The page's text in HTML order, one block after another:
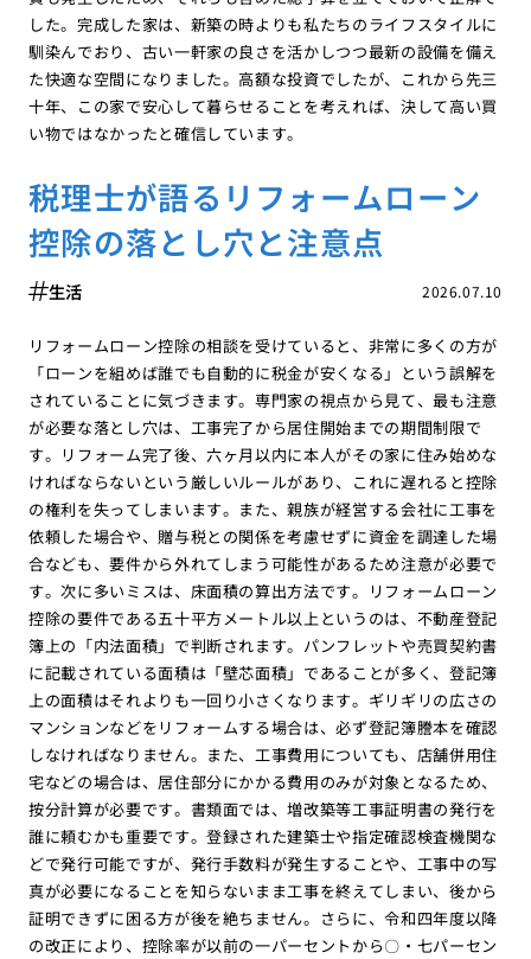
した。完成した家は、新築の時よりも私たちのライフスタイルに
馴染んでおり、古い一軒家の良さを活かしつつ最新の設備を備え
た快適な空間になりました。高額な投資でしたが、これから先三
十年、この家で安心して暮らせることを考えれば、決して高い買
い物ではなかったと確信しています。
税理士が語るリフォームローン
控除の落とし穴と注意点
2026.07.10
生活
リフォームローン控除の相談を受けていると、非常に多くの方が
「ローンを組めば誰でも自動的に税金が安くなる」という誤解を
されていることに気づきます。専門家の視点から見て、最も注意
が必要な落とし穴は、工事完了から居住開始までの期間制限で
す。リフォーム完了後、六ヶ月以内に本人がその家に住み始めな
ければならないという厳しいルールがあり、これに遅れると控除
の権利を失ってしまいます。また、親族が経営する会社に工事を
依頼した場合や、贈与税との関係を考慮せずに資金を調達した場
合なども、要件から外れてしまう可能性があるため注意が必要で
す。次に多いミスは、床面積の算出方法です。リフォームローン
控除の要件である五十平方メートル以上というのは、不動産登記
簿上の「内法面積」で判断されます。パンフレットや売買契約書
に記載されている面積は「壁芯面積」であることが多く、登記簿
上の面積はそれよりも一回り小さくなります。ギリギリの広さの
マンションなどをリフォームする場合は、必ず登記簿謄本を確認
しなければなりません。また、工事費用についても、店舗併用住
宅などの場合は、居住部分にかかる費用のみが対象となるため、
按分計算が必要です。書類面では、増改築等工事証明書の発行を
誰に頼むかも重要です。登録された建築士や指定確認検査機関な
どで発行可能ですが、発行手数料が発生することや、工事中の写
真が必要になることを知らないまま工事を終えてしまい、後から
証明できずに困る方が後を絶ちません。さらに、令和四年度以降
の改正により、控除率が以前の一パーセントから〇・七パーセン